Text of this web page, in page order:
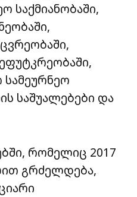
საქმიანობაში,
საშუალებები და
რომელიც 2017
გრძელდება,